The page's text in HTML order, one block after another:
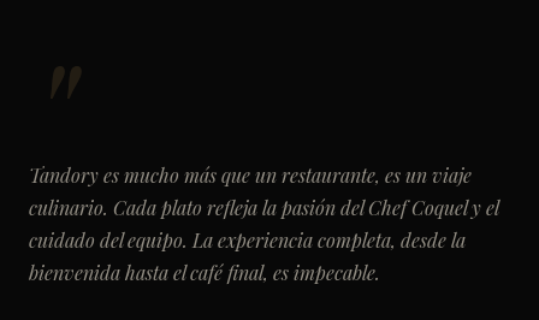
Tandory es mucho más que un restaurante, es un viaje
culinario. Cada plato refleja la pasión del Chef Coquel y el
cuidado del equipo. La experiencia completa, desde la
bienvenida hasta el café final, es impecable.